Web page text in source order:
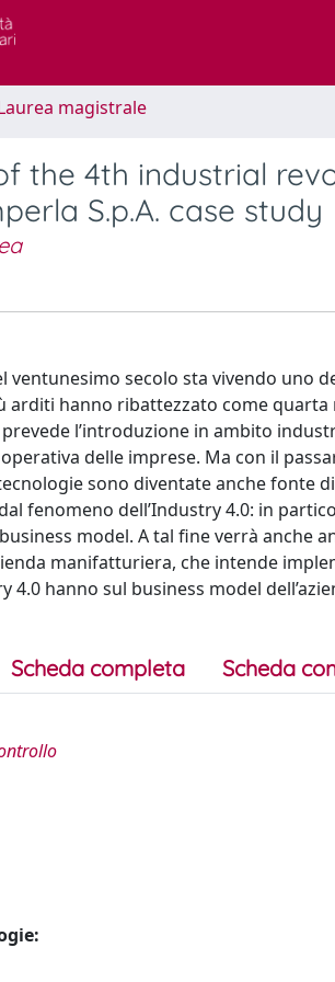
magistrale
the 4th industrial
S.p.A. case study
ventunesimo secolo sta vivendo
arditi hanno ribattezzato come
l’introduzione in ambito
delle imprese. Ma con il
sono diventate anche fonte
fenomeno dell’Industry 4.0: in
model. A tal fine verrà anche
manifatturiera, che intende
4.0 hanno sul business model
Scheda completa Scheda